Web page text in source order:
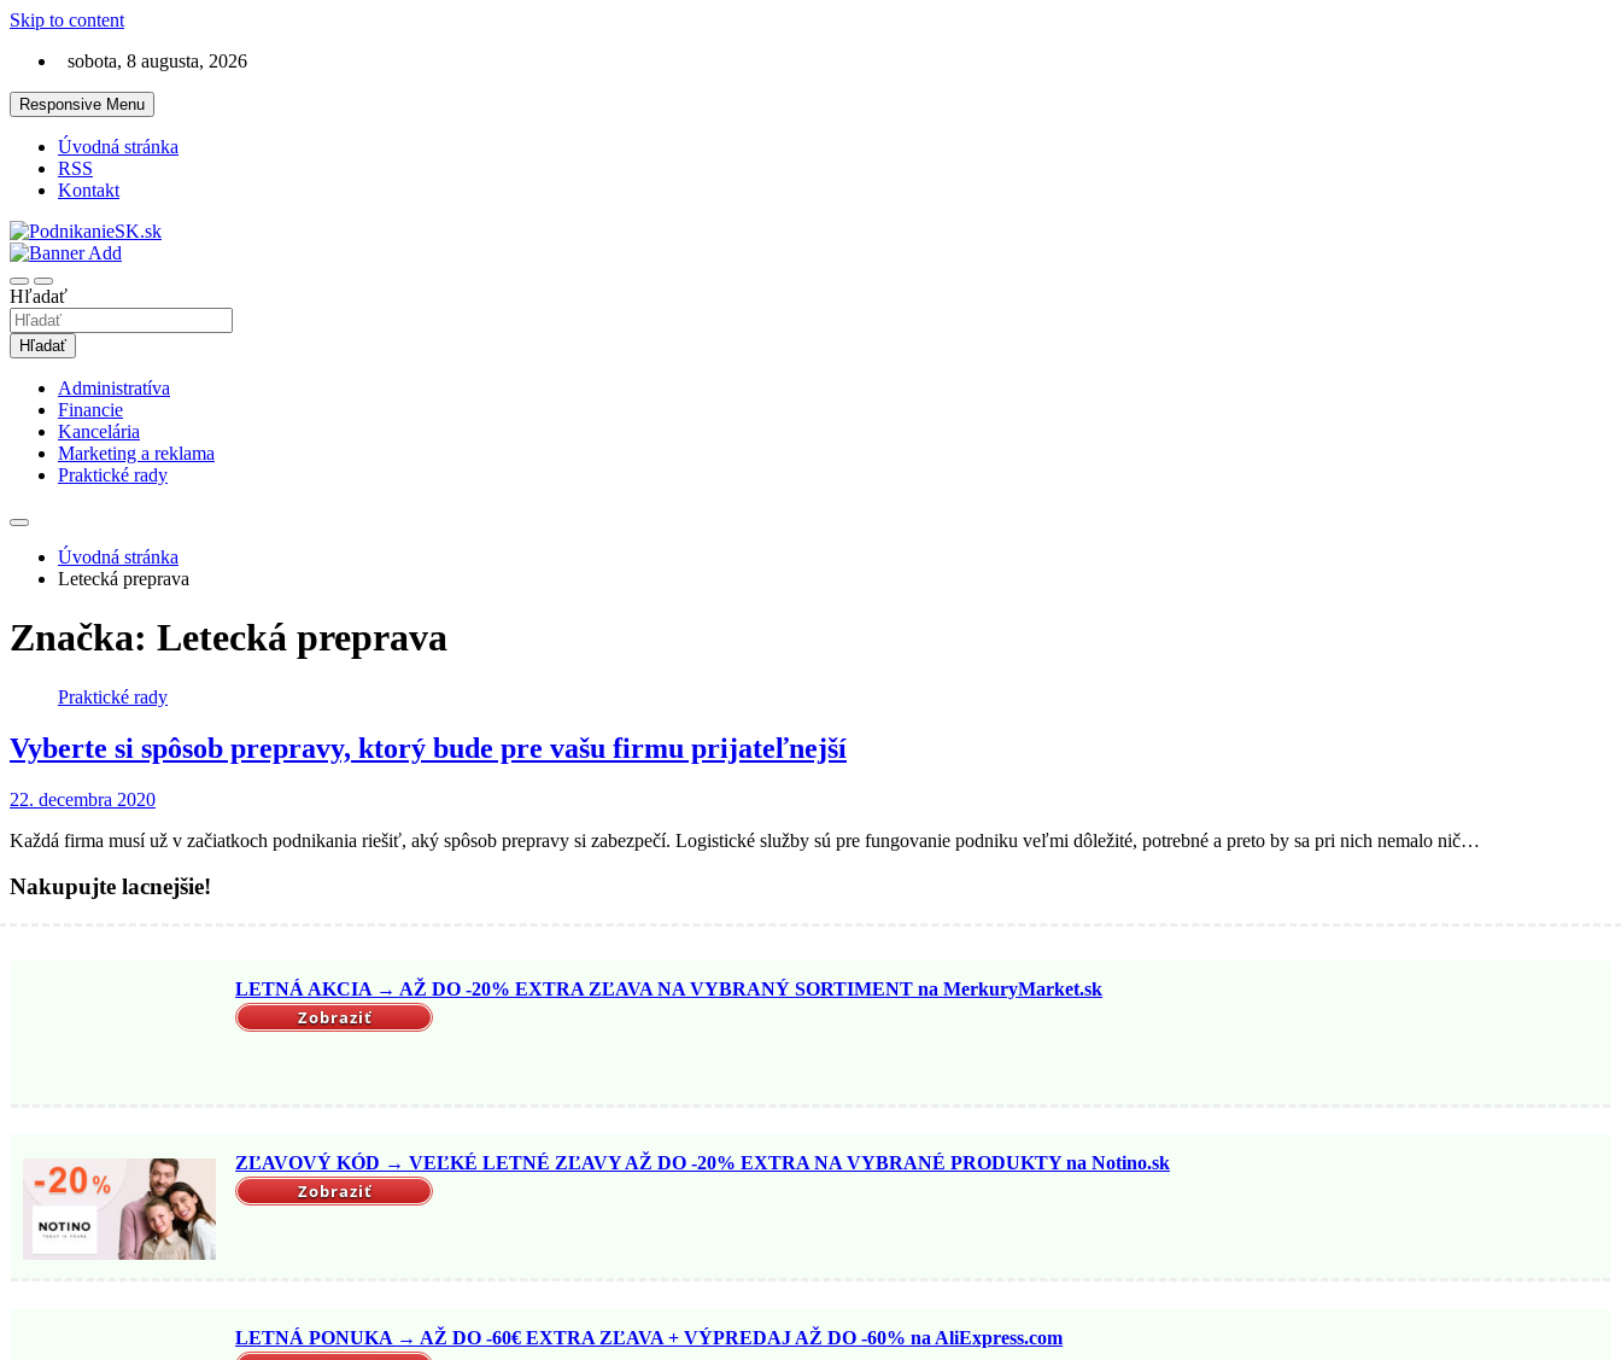
Skip to content
sobota, 8 augusta, 2026
Responsive Menu
Úvodná stránka
RSS
Kontakt
PodnikanieSK.sk
Hľadať
Hľadať
Administratíva
Financie
Kancelária
Marketing a reklama
Praktické rady
Úvodná stránka
Letecká preprava
Značka: Letecká preprava
Praktické rady
Vyberte si spôsob prepravy, ktorý bude pre vašu firmu prijateľnejší
22. decembra 2020
Každá firma musí už v začiatkoch podnikania riešiť, aký spôsob prepravy si zabezpečí. Logistické služby sú pre fungovanie podniku veľmi dôležité, potrebné a preto by sa pri nich nemalo nič…
Nakupujte lacnejšie!
LETNÁ AKCIA → AŽ DO -20% EXTRA ZĽAVA NA VYBRANÝ SORTIMENT na MerkuryMarket.sk
Zobraziť
ZĽAVOVÝ KÓD → VEĽKÉ LETNÉ ZĽAVY AŽ DO -20% EXTRA NA VYBRANÉ PRODUKTY na Notino.sk
Zobraziť
LETNÁ PONUKA → AŽ DO -60€ EXTRA ZĽAVA + VÝPREDAJ AŽ DO -60% na AliExpress.com